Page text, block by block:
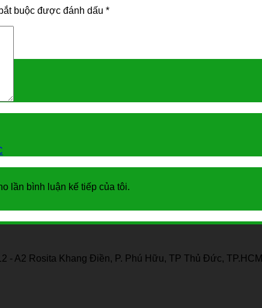
buộc được đánh dấu *
lần bình luận kế tiếp của tôi.
- A2 Rosita Khang Điền, P. Phú Hữu, TP Thủ Đức, TP.HCM